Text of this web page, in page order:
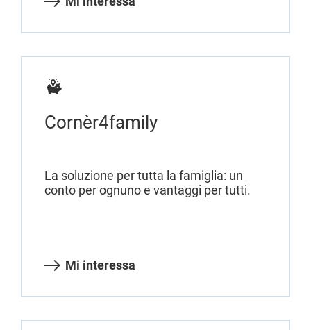
Cornèr4family
La soluzione per tutta la famiglia: un
conto per ognuno e vantaggi per tutti.
Mi interessa